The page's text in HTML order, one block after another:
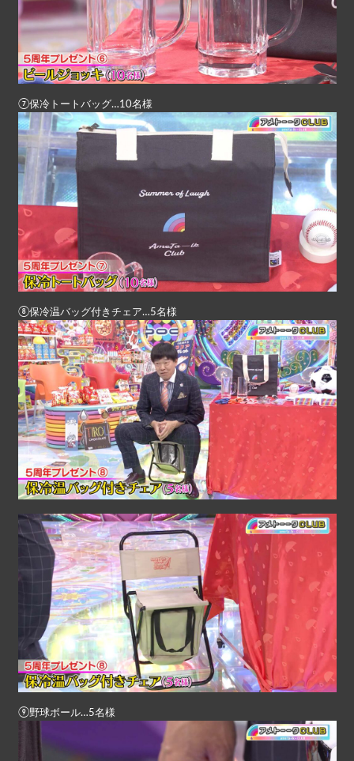
⑦保冷トートバッグ…10名様
⑧保冷温バッグ付きチェア…5名様
⑨野球ボール…5名様